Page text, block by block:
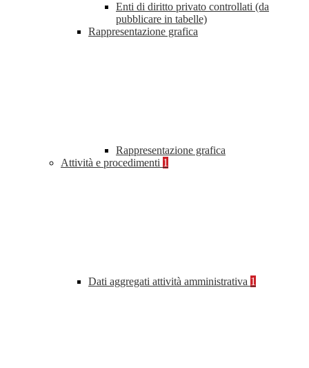
Enti di diritto privato controllati (da
pubblicare in tabelle)
Rappresentazione grafica
Rappresentazione grafica
Attività e procedimenti 1
Dati aggregati attività amministrativa 1